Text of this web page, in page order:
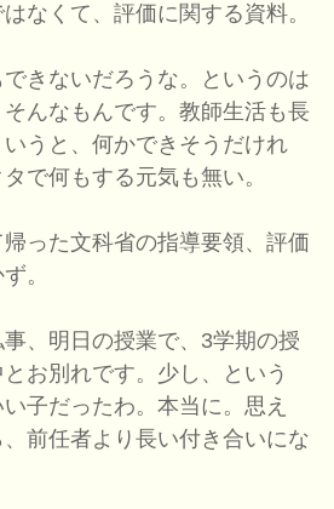
なくて、評価に関する資料。
きないだろうな。というのは
んなもんです。教師生活も長
うと、何かできそうだけれ
で何もする元気も無い。
った文科省の指導要領、評価
。
、明日の授業で、3学期の授
お別れです。少し、という
子だったわ。本当に。思え
前任者より長い付き合いにな